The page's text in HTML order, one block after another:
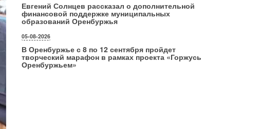
Евгений Солнцев рассказал о дополнительной
финансовой поддержке муниципальных
образований Оренбуржья
05-08-2026
В Оренбуржье с 8 по 12 сентября пройдет
творческий марафон в рамках проекта «Горжусь
Оренбуржьем»